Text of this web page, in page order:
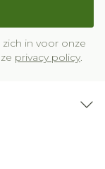
in voor onze
privacy policy.